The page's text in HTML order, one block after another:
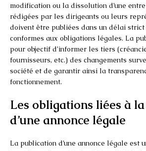
modification ou la dissolution d’une
rédigées par les dirigeants ou leurs
doivent être publiées dans un délai
conformes aux obligations légales. La
pour objectif d’informer les tiers
fournisseurs, etc.) des changements
société et de garantir ainsi la
fonctionnement.
Les obligations liées à
d’une annonce légale
La publication d’une annonce légale est